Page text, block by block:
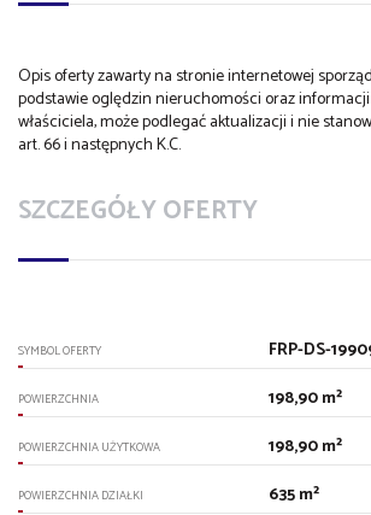
Opis oferty zawarty na stronie internetowej
podstawie oględzin nieruchomości oraz
właściciela, może podlegać aktualizacji i nie
art. 66 i następnych K.C.
SZCZEGÓŁY OFERTY
SYMBOL OFERTY FRP-DS-
POWIERZCHNIA 198,90 m²
POWIERZCHNIA UŻYTKOWA 198,90 m²
POWIERZCHNIA DZIAŁKI 635 m²